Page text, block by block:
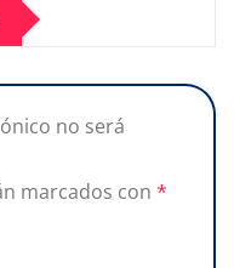
no será
marcados con *